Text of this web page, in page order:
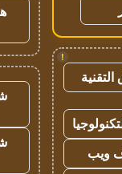
!
ويب